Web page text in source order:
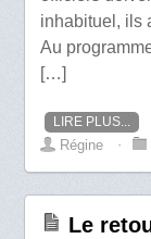
inhabituel, ils
Au
[…]
LIRE PLUS...
Régine ⋅
Le